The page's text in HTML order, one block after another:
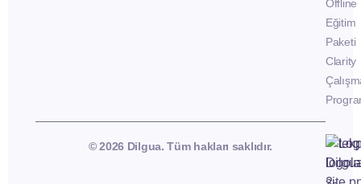
Offline
Eğitim
Paketi
Clarity
© 2026 Dilgua. Tüm hakları saklıdır.